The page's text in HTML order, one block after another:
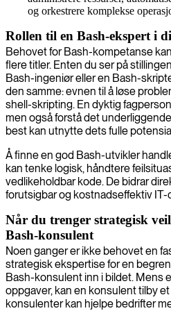
og orkestrere komplekse
Rollen til en Bash-ekspert i
Behovet for Bash-kompetanse
flere titler. Enten du ser på
Bash-ingeniør eller en Bash-
den samme: evnen til å løse
shell-skripting. En dyktig
men også forstå det
best kan utnytte dets fulle
Å finne en god Bash-utvikler
kan tenke logisk, håndtere
vedlikeholdbar kode. De bidrar
forutsigbar og kostnadseffektiv IT-
Når du trenger strategisk
Bash-konsulent
Noen ganger er ikke behovet en
strategisk ekspertise for en
Bash-konsulent inn i bildet. Mens
oppgaver, kan en konsulent tilby
konsulenter kan hjelpe bedrifter